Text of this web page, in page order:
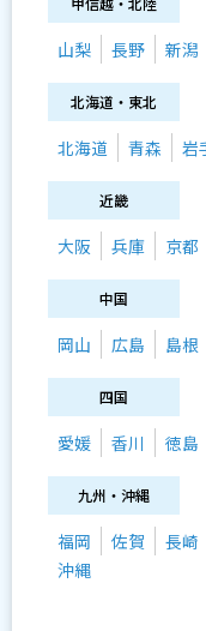
山梨 長野 新潟
北海道・東北
北海道 青森 岩
近畿
大阪 兵庫 京都
中国
岡山 広島 島根
四国
愛媛 香川 徳島
九州・沖縄
福岡 佐賀 長崎
沖縄